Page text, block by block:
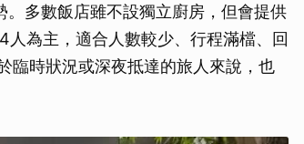
多數飯店雖不設獨立廚房，但會提供
為主，適合人數較少、行程滿檔、回
臨時狀況或深夜抵達的旅人來說，也